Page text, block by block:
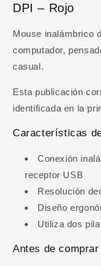
DPI – Rojo
Mouse inalámbrico
computador,
casual.
Esta publicación
identificada en la
Características
Conexión
receptor USB
Resolución
Diseño
Utiliza dos
Antes de comprar
Ingresa tu
descuento en
Correo electrónico